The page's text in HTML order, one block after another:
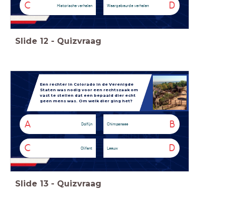
C Historische verhalen D
Waargebeurde verhalen
Slide 12 - Quizvraag
Een rechter in Colorado in de Verenigde
Staten was nodig voor een rechtszaak om
vast te stellen dat een bepaald dier echt
geen mens was. Om welk dier ging het?
A Dolfijn B
Chimpansee
C Olifant D
Leeuw
Slide 13 - Quizvraag